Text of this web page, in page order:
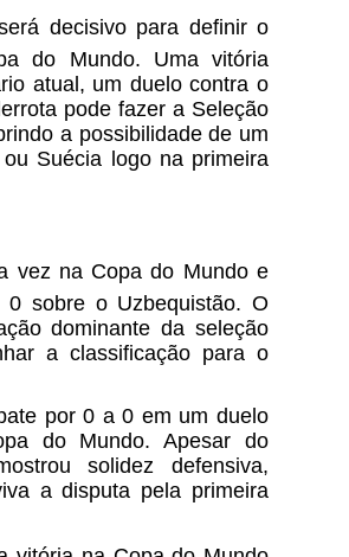
decisivo para definir o
do Mundo. Uma vitória
atual, um duelo contra o
pode fazer a Seleção
a possibilidade de um
Suécia logo na primeira
vez na Copa do Mundo e
sobre o Uzbequistão. O
dominante da seleção
a classificação para o
por 0 a 0 em um duelo
do Mundo. Apesar do
solidez defensiva,
a disputa pela primeira